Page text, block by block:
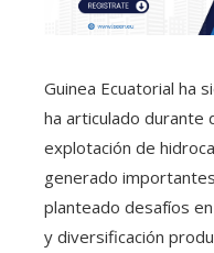
Guinea Ecuatorial ha
ha articulado durante
explotación de
generado
planteado desafíos
y diversificación